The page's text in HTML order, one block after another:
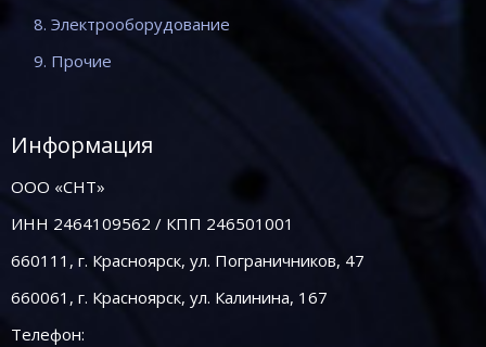
8. Электрооборудование
9. Прочие
Информация
ООО «СНТ»
ИНН 2464109562 / КПП 246501001
660111, г. Красноярск, ул. Пограничников, 47
660061, г. Красноярск, ул. Калинина, 167
Телефон: